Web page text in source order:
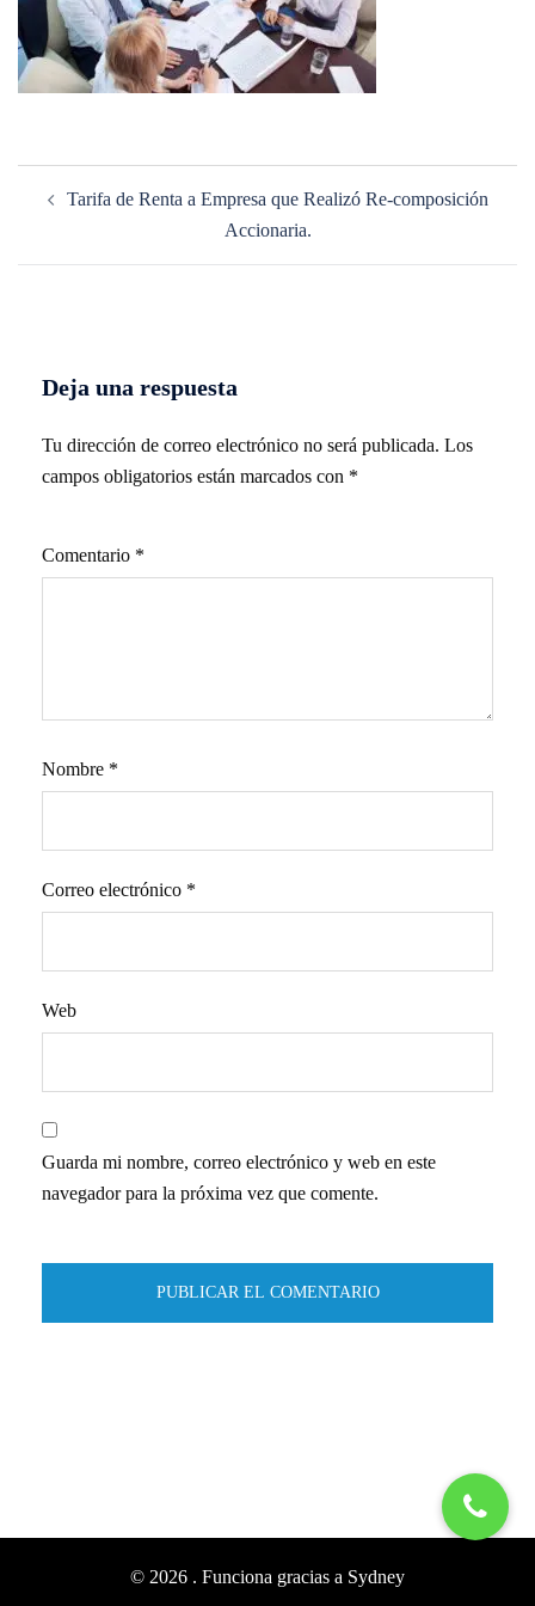
Tarifa de Renta a Empresa que Realizó Re-composición
Accionaria.
Deja una respuesta
Tu dirección de correo electrónico no será publicada. Los
campos obligatorios están marcados con *
Comentario *
Nombre *
Correo electrónico *
Web
Guarda mi nombre, correo electrónico y web en este
navegador para la próxima vez que comente.
© 2026 . Funciona gracias a Sydney